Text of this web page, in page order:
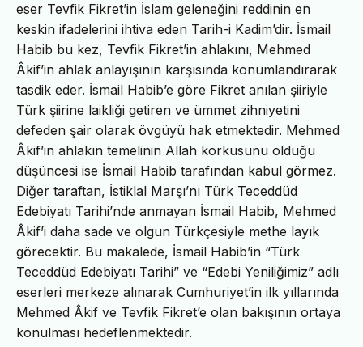
eser Tevfik Fikret’in İslam geleneğini reddinin en
keskin ifadelerini ihtiva eden Tarih-i Kadim’dir. İsmail
Habib bu kez, Tevfik Fikret’in ahlakını, Mehmed
Âkif’in ahlak anlayışının karşısında konumlandırarak
tasdik eder. İsmail Habib’e göre Fikret anılan şiiriyle
Türk şiirine laikliği getiren ve ümmet zihniyetini
defeden şair olarak övgüyü hak etmektedir. Mehmed
Âkif’in ahlakın temelinin Allah korkusunu olduğu
düşüncesi ise İsmail Habib tarafından kabul görmez.
Diğer taraftan, İstiklal Marşı’nı Türk Teceddüd
Edebiyatı Tarihi’nde anmayan İsmail Habib, Mehmed
Âkif’i daha sade ve olgun Türkçesiyle methe layık
görecektir. Bu makalede, İsmail Habib’in “Türk
Teceddüd Edebiyatı Tarihi” ve “Edebi Yeniliğimiz” adlı
eserleri merkeze alınarak Cumhuriyet’in ilk yıllarında
Mehmed Âkif ve Tevfik Fikret’e olan bakışının ortaya
konulması hedeflenmektedir.